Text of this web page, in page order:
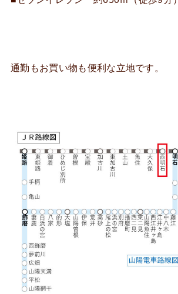
通勤もお買い物も便利な立地です。